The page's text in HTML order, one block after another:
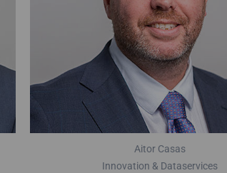
Aitor Casas
Innovation & Dataservices